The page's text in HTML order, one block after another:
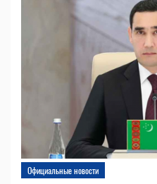
Официальные новости